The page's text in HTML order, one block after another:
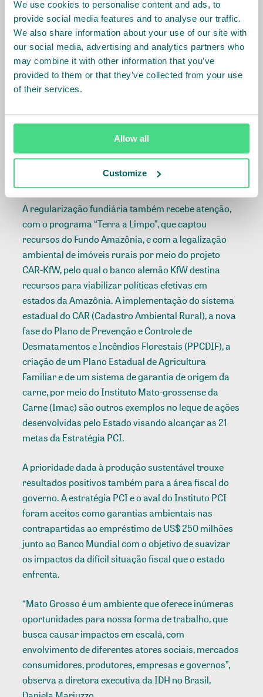
We use cookies to personalise content and ads, to
provide social media features and to analyse our traffic.
We also share information about your use of our site with
our social media, advertising and analytics partners who
may combine it with other information that you’ve
provided to them or that they’ve collected from your use
of their services.
Allow all
Customize
Estado impactam positivamente tanto nas metas
definidas no memorando assinado com a IDH como
nos Objetivos de Desenvolvimento Sustentável (ODS)
das Nações Unidas.
Recentemente, o Estado realizou a primeira
das Emissões por Desmatamento e Degradação
Florestal), que premia a redução da emissão de
governo vieram da Alemanha e do Reino Unido por
meio do Programa REM.
A regularização fundiária também recebe atenção,
com o programa “Terra a Limpo”, que captou
recursos do Fundo Amazônia, e com a legalização
ambiental de imóveis rurais por meio do projeto
CAR-KfW, pelo qual o banco alemão KfW destina
recursos para viabilizar políticas efetivas em
estados da Amazônia. A implementação do sistema
estadual do CAR (Cadastro Ambiental Rural), a nova
fase do Plano de Prevenção e Controle de
Desmatamentos e Incêndios Florestais (PPCDIF), a
criação de um Plano Estadual de Agricultura
Familiar e de um sistema de garantia de origem da
carne, por meio do Instituto Mato-grossense da
Carne (Imac) são outros exemplos no leque de ações
desenvolvidas pelo Estado visando alcançar as 21
metas da Estratégia PCI.
A prioridade dada à produção sustentável trouxe
resultados positivos também para a área fiscal do
governo. A estratégia PCI e o aval do Instituto PCI
foram aceitos como garantias ambientais nas
contrapartidas ao empréstimo de US$ 250 milhões
junto ao Banco Mundial com o objetivo de suavizar
os impactos da difícil situação fiscal que o estado
enfrenta.
“Mato Grosso é um ambiente que oferece inúmeras
oportunidades para nossa forma de trabalho, que
busca causar impactos em escala, com
envolvimento de diferentes atores sociais, mercados
consumidores, produtores, empresas e governos”,
observa a diretora executiva da IDH no Brasil,